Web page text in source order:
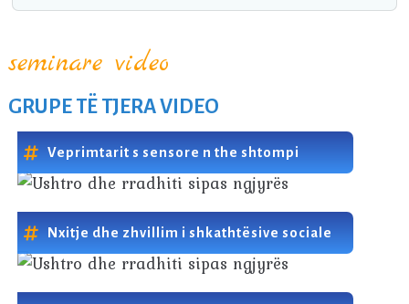
seminare video
GRUPE TË TJERA VIDEO
Veprimtarit s sensore n the shtompi
Nxitje dhe zhvillim i shkathtësive sociale